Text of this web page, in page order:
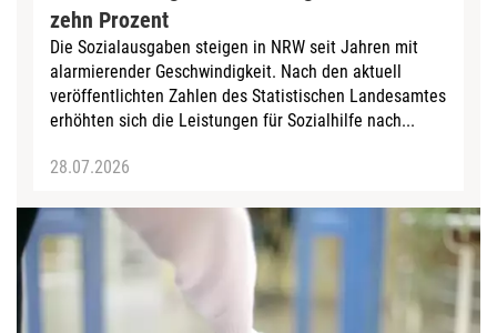
zehn Prozent
Die Sozialausgaben steigen in NRW seit Jahren mit
alarmierender Geschwindigkeit. Nach den aktuell
veröffentlichten Zahlen des Statistischen Landesamtes
erhöhten sich die Leistungen für Sozialhilfe nach...
28.07.2026